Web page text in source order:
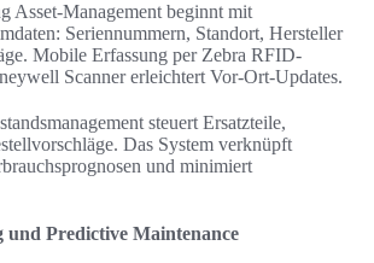
Asset-Management beginnt mit
Seriennummern, Standort, Hersteller
Mobile Erfassung per Zebra RFID-
Scanner erleichtert Vor-Ort-Updates.
steuert Ersatzteile,
Das System verknüpft
und minimiert
und Predictive Maintenance